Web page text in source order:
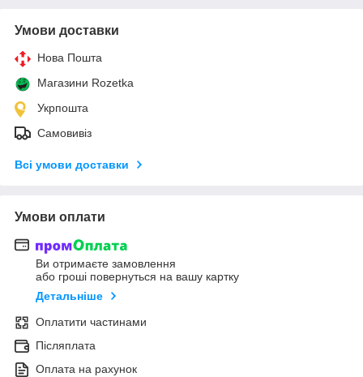
Умови доставки
Нова Пошта
Магазини Rozetka
Укрпошта
Самовивіз
Всі умови доставки
Умови оплати
Ви отримаєте замовлення
або гроші повернуться на вашу картку
Детальніше
Оплатити частинами
Післяплата
Оплата на рахунок